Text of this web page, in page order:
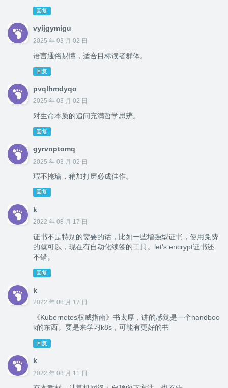
回复
vyijgymigu
2025 年 03 月 02 日
语言通俗易懂，适合目标读者群体。
回复
pvqlhmdyqo
2025 年 03 月 02 日
对生命本质的追问充满哲学思辨。
回复
gyrvnptomq
2025 年 03 月 02 日
瑕不掩瑜，稍加打磨必成佳作。
回复
k
2022 年 08 月 17 日
证书不是特别的需要的话，比如一些增强型证书，使用免费
的就可以，现在有自动化续签的工具。let's encrypt证书还
不错。
回复
k
2022 年 08 月 17 日
《Kubernetes权威指南》书太厚，讲的感觉是一个handboo
k的东西。要是来学习k8s，可能有更好的书
回复
k
2022 年 08 月 11 日